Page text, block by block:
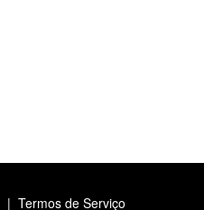
| Termos de Serviço